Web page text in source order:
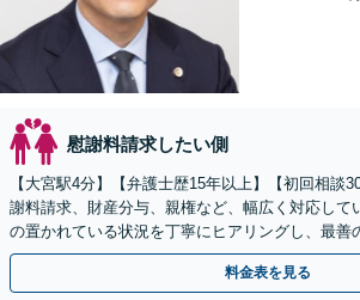
慰謝料請求したい側
【大宮駅4分】【弁護士歴15年以上】【初回相談
謝料請求、財産分与、親権など、幅広く対応して
の置かれている状況を丁寧にヒアリングし、最善
ます。お悩みの際は、お気軽にご相談ください。
料金表を見る